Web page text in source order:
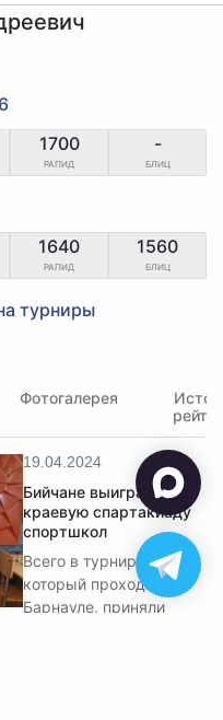
1700
РАПИД
-
БЛИЦ
1640
РАПИД
1560
БЛИЦ
турниры
Фотогалерея
19.04.2024
Бийчане выиграли
краевую спартакиаду
спортшкол
Всего в турнире,
который проходил в
Барнауле, приняли